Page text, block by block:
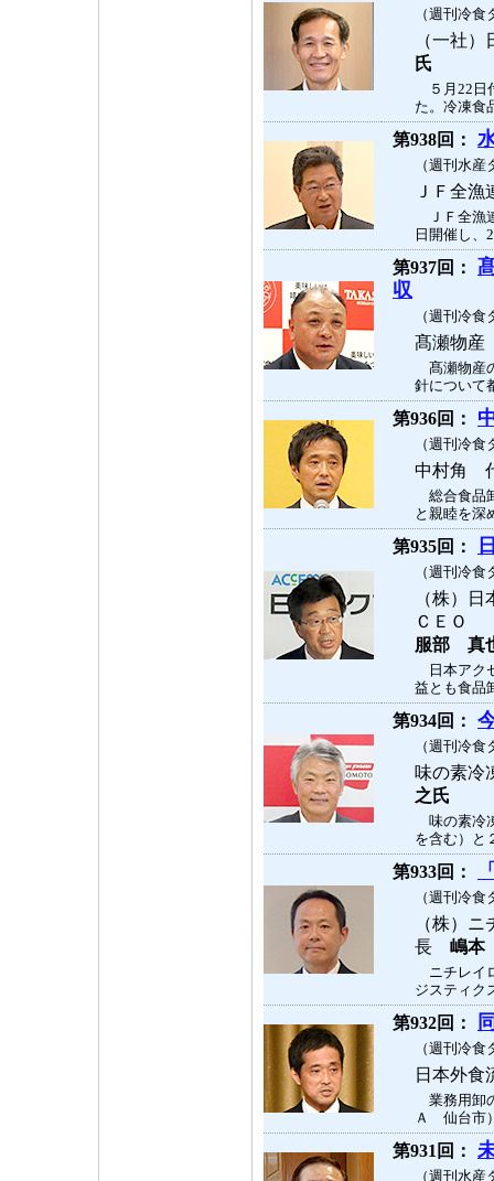
（週刊冷
（一社
氏
５月22日
た。冷凍食
第938回：
（週刊水
ＪＦ全
ＪＦ全漁
日開催し、
第937回：
収
（週刊冷
髙瀬物
髙瀬物産
針について
第936回：
（週刊冷
中村角
総合食品
と親睦を深
第935回：
（週刊冷
（株）
ＣＥＯ
服部 真
日本アク
益とも食品
第934回：
（週刊冷
味の素
之氏
味の素冷
を含む）と
第933回：
（週刊冷
（株）
長 嶋本
ニチレイ
ジスティク
第932回：
（週刊冷
日本外
業務用卸
Ａ 仙台市
第931回：
（週刊水